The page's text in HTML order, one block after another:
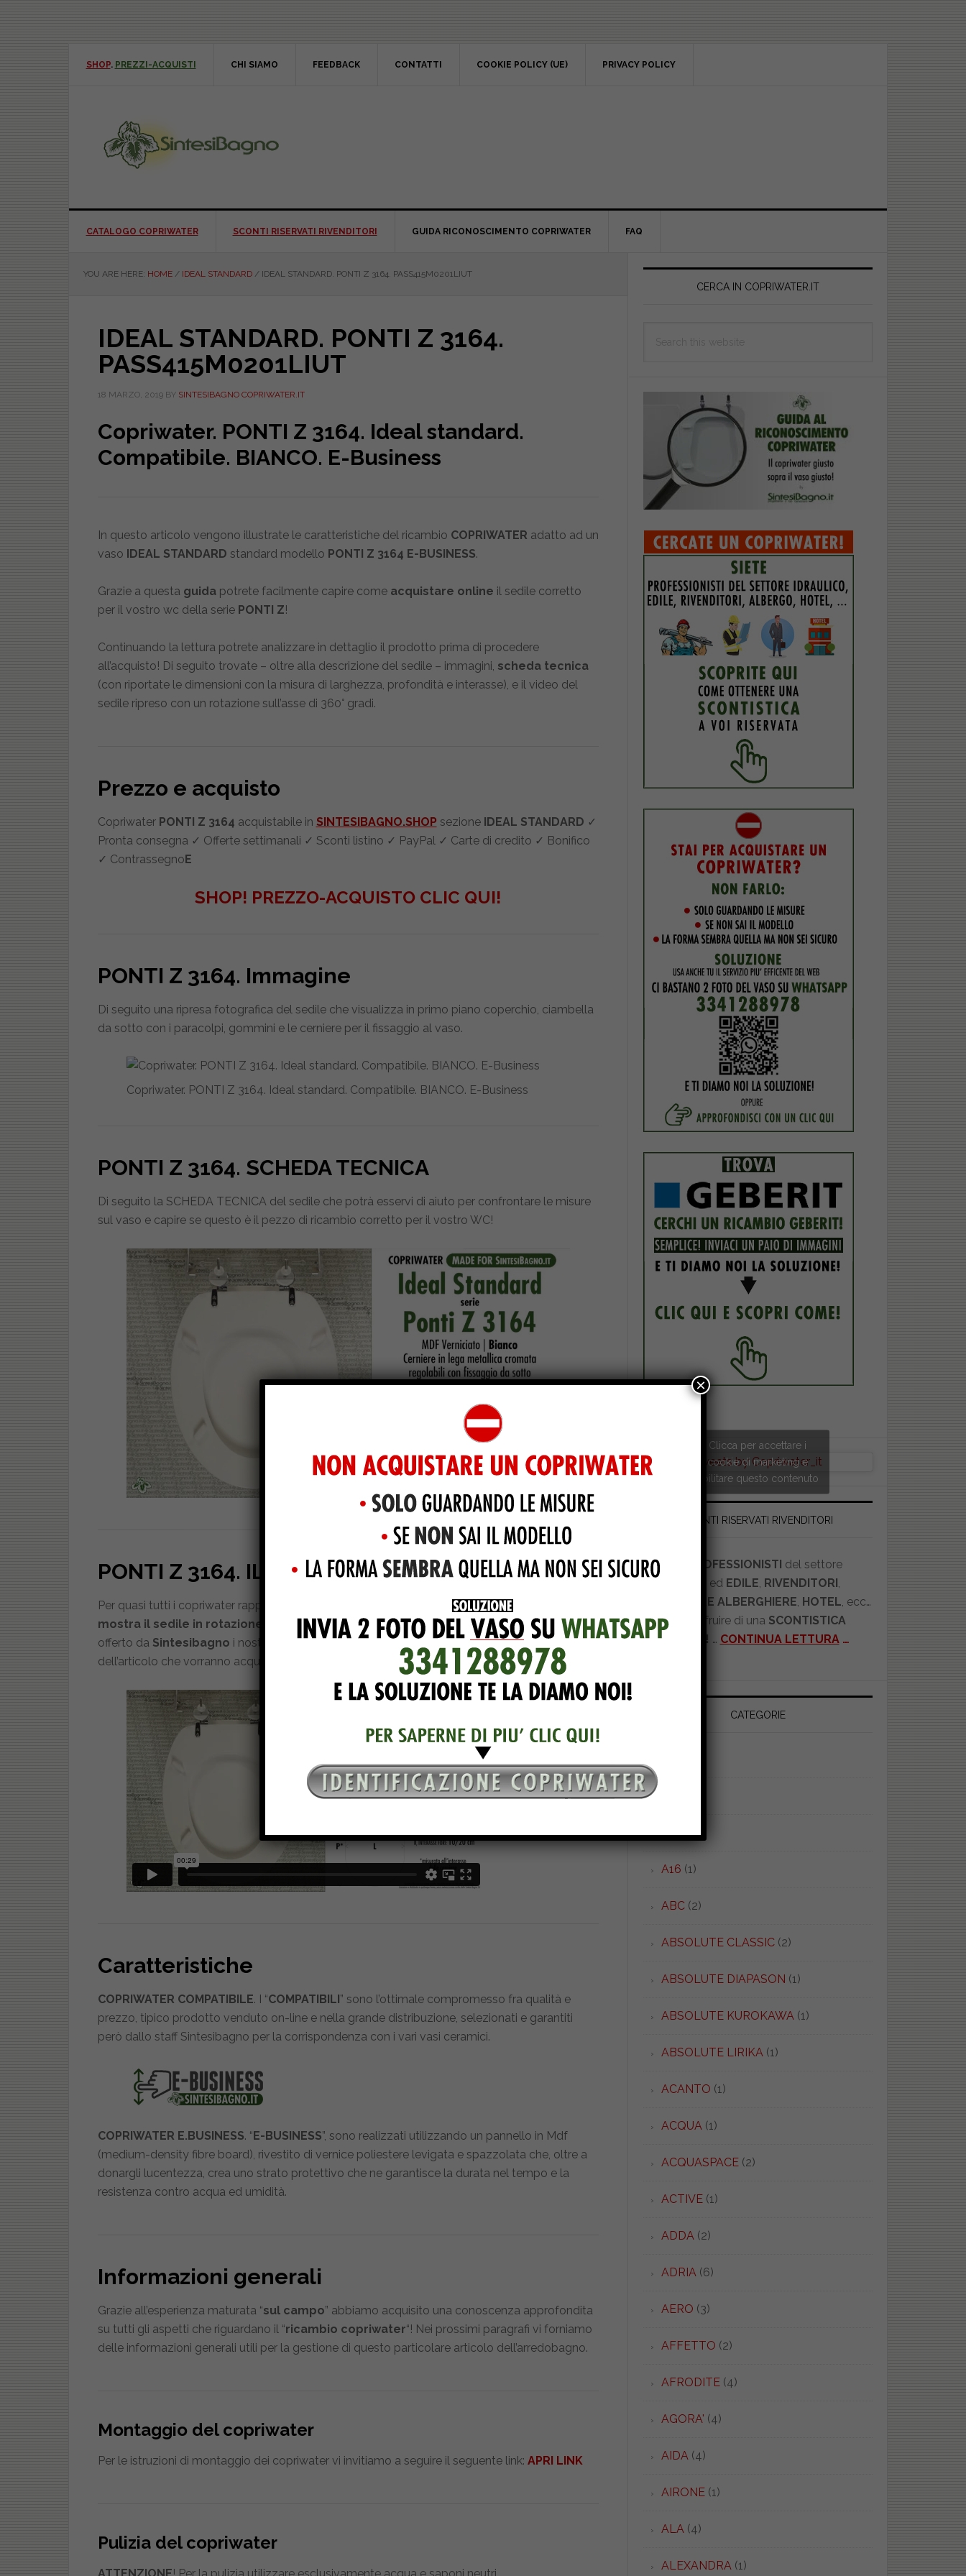
SHOP. PREZZI-ACQUISTI CHI SIAMO FEEDBACK CONTATTI COOKIE POLICY (UE) PRIVACY POLICY
CATALOGO COPRIWATER SCONTI RISERVATI RIVENDITORI GUIDA RICONOSCIMENTO COPRIWATER FAQ
YOU ARE HERE: HOME / IDEAL STANDARD /IDEAL STANDARD. PONTI Z 3164. PASS415M0201LIUT
IDEAL STANDARD. PONTI Z 3164.
PASS415M0201LIUT
18 MARZO, 2019BY SINTESIBAGNO COPRIWATER.IT
Copriwater. PONTI Z 3164. Ideal standard.
Compatibile. BIANCO. E-Business
In questo articolo vengono illustrate le caratteristiche del ricambio COPRIWATER adatto ad un
vaso IDEAL STANDARD standard modello PONTI Z 3164 E-BUSINESS.
Grazie a questa guidapotrete facilmente capire come acquistare online il sedile corretto
per il vostro wc della serie PONTI Z!
Continuando la lettura potrete analizzare in dettaglio il prodotto prima di procedere
all’acquisto! Di seguito trovate – oltre alla descrizione del sedile – immagini, scheda tecnica
(con riportate le dimensioni con la misura di larghezza, profondità e interasse), e il video del
sedile ripreso con un rotazione sull’asse di 360° gradi.
Prezzo e acquisto
Copriwater PONTI Z 3164 acquistabile in SINTESIBAGNO.SHOP sezione IDEAL STANDARD ✓
Pronta consegna ✓ Offerte settimanali ✓ Sconti listino ✓ PayPal ✓ Carte di credito ✓ Bonifico
✓ ContrassegnoE
SHOP! PREZZO-ACQUISTO CLIC QUI!
PONTI Z 3164. Immagine
Di seguito una ripresa fotografica del sedile che visualizza in primo piano coperchio, ciambella
da sotto con i paracolpi, gommini e le cerniere per il fissaggio al vaso.
Copriwater. PONTI Z 3164. Ideal standard. Compatibile. BIANCO. E-Business
PONTI Z 3164. SCHEDA TECNICA
Di seguito la SCHEDA TECNICA del sedile che potrà esservi di aiuto per confrontare le misure
sul vaso e capire se questo è il pezzo di ricambio corretto per il vostro WC!
PONTI Z 3164. IL VIDEO
Per quasi tutti i copriwater rappresentati nei nostri store abbiamo realizzato un
mostra il sedile in rotazione sul suo asse di 360°
! Grazie a questoservizio esclusivo
offerto da Sintesibagno i nostri clienti possono avere un’idea precisa fino al dettaglio
dell’articolo che vorranno acquistare!
Caratteristiche
COPRIWATER COMPATIBILE. I “COMPATIBILI” sono l’ottimale compromesso fra qualità e
prezzo, tipico prodotto venduto on-line e nella grande distribuzione, selezionati e garantiti
però dallo staff Sintesibagno per la corrispondenza con i vari vasi ceramici.
COPRIWATER E.BUSINESS. “E-BUSINESS”, sono realizzati utilizzando un pannello in Mdf
(medium-density fibre board), rivestito di vernice poliestere levigata e spazzolata che, oltre a
donargli lucentezza, crea uno strato protettivo che ne garantisce la durata nel tempo e la
resistenza contro acqua ed umidità.
Informazioni generali
Grazie all’esperienza maturata “sul campo” abbiamo acquisito una conoscenza approfondita
su tutti gli aspetti che riguardano il “ricambio copriwater“! Nei prossimi paragrafi vi forniamo
delle informazioni generali utili per la gestione di questo particolare articolo dell’arredobagno.
Montaggio del copriwater
Per le istruzioni di montaggio dei copriwater vi invitiamo a seguire il seguente link: APRI LINK
Pulizia del copriwater
Primary
SidebarCERCA IN COPRIWATER.IT
Tweets by Copriwater_it
Clicca per accettare i
cookie di marketing e
abilitare questo contenuto
SCONTI RISERVATI RIVENDITORI
Se siete PROFESSIONISTI del settore
ed EDILE, RIVENDITORI,
STRUTTURE ALBERGHIERE, HOTEL, ecc…
potrete usufruire di una SCONTISTICA
RISERVATA! … CONTINUA LETTURA…
CATEGORIE
9.15(1)
A16 (1)
ABC(2)
ABSOLUTE CLASSIC(2)
ABSOLUTE DIAPASON (1)
ABSOLUTE KUROKAWA(1)
ABSOLUTE LIRIKA(1)
ACANTO (1)
ACQUA(1)
ACQUASPACE(2)
ACTIVE(1)
ADDA(2)
ADRIA(6)
AERO (3)
AFFETTO (2)
AFRODITE(4)
AGORA' (4)
AIDA(4)
AIRONE(1)
ALA(4)
ALEXANDRA(1)
×